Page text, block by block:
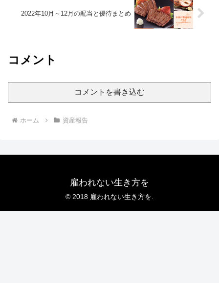
2022年10月～12月の配当と優待まとめ
コメント
コメントを書き込む
ホーム 資産報告
雇われない生き方を
© 2018 雇われない生き方を.